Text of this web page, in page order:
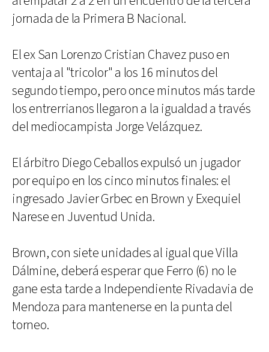
jornada de la Primera B Nacional.
El ex San Lorenzo Cristian Chavez puso en
ventaja al "tricolor" a los 16 minutos del
segundo tiempo, pero once minutos más tarde
los entrerrianos llegaron a la igualdad a través
del mediocampista Jorge Velázquez.
El árbitro Diego Ceballos expulsó un jugador
por equipo en los cinco minutos finales: el
ingresado Javier Grbec en Brown y Exequiel
Narese en Juventud Unida.
Brown, con siete unidades al igual que Villa
Dálmine, deberá esperar que Ferro (6) no le
gane esta tarde a Independiente Rivadavia de
Mendoza para mantenerse en la punta del
torneo.